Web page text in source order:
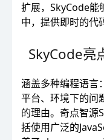
扩展，SkyCode能
中，提供即时的代
SkyCode亮
涵盖多种编程语言
平台、环境下的问
的理由。奇点智源
括使用广泛的